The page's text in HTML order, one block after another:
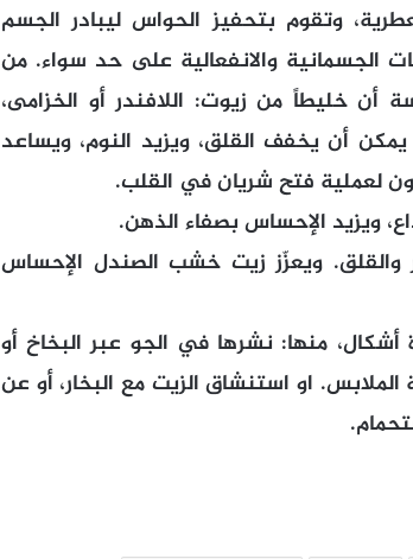
وتقوم بتحفيز الحواس ليبادر الجسم
الجسمانية والانفعالية على حد سواء. من
أن خليطاً من زيوت: اللافندر أو الخزامى،
والبابونج الروماني، وزهر البرتقال بمعدل 6:2:0.5 يمكن أن يخفف القلق، ويزيد النوم، ويساعد
لعملية فتح شريان في القلب.
ويزيد الإحساس بصفاء الذهن.
والقلق. ويعزّز زيت خشب الصندل الإحساس
منها: نشرها في الجو عبر البخاخ أو
او استنشاق الزيت مع البخار، أو عن